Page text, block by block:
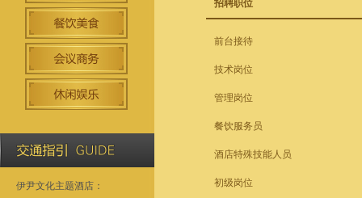
伊尹文化主题酒店：
招聘职位
前台接待
技术岗位
管理岗位
餐饮服务员
酒店特殊技能人员
初级岗位